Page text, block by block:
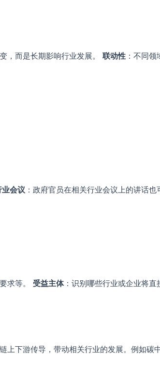
，而是长期影响行业发展。 联动性 ：不同领
业会议 ：政府官员在相关行业会议上的讲话也
求等。 受益主体：识别哪些行业或企业将直
上下游传导，带动相关行业的发展。例如碳